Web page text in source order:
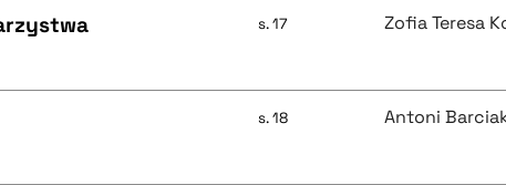
s. 17 Zofia Teresa
s. 18 Antoni